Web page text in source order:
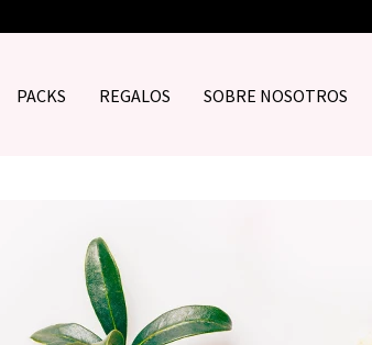
PACKS REGALOS SOBRE NOSOTROS